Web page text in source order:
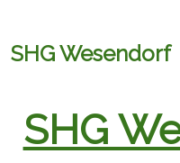
SHG Wesendorf
SHG